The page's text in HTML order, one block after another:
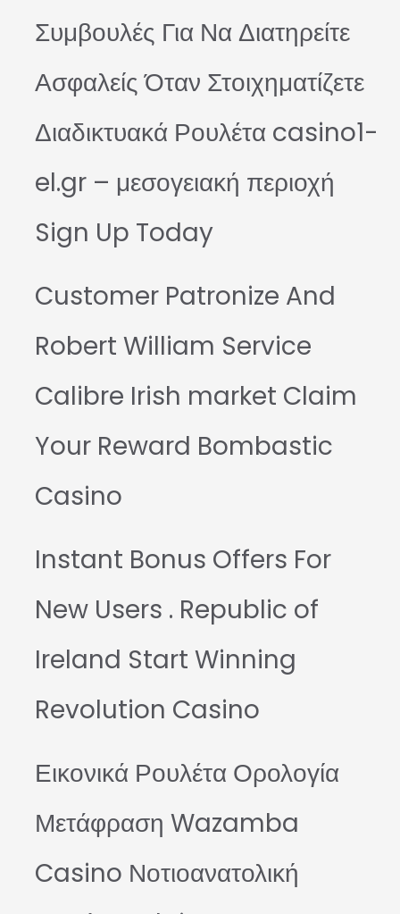
Συμβουλές Για Να Διατηρείτε
Ασφαλείς Όταν Στοιχηματίζετε
Διαδικτυακά Ρουλέτα casino1-
el.gr – μεσογειακή περιοχή
Sign Up Today
Customer Patronize And
Robert William Service
Calibre Irish market Claim
Your Reward Bombastic
Casino
Instant Bonus Offers For
New Users . Republic of
Ireland Start Winning
Revolution Casino
Εικονικά Ρουλέτα Ορολογία
Μετάφραση Wazamba
Casino Νοτιοανατολική